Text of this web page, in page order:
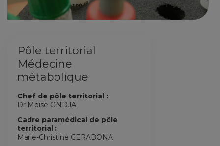
Pôle territorial
Médecine
métabolique
Chef de pôle territorial :
Dr Moïse ONDJA
Cadre paramédical de pôle
territorial :
Marie-Christine CERABONA